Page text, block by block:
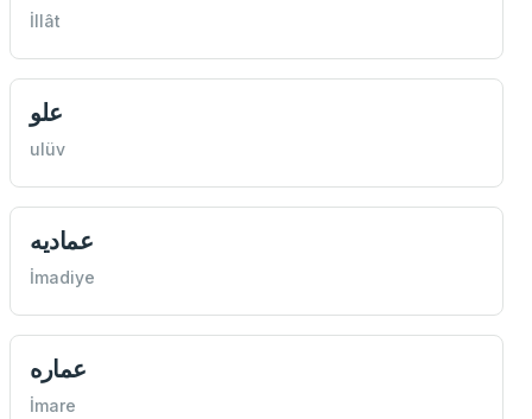
İllât
علو
ulüv
عماديه
İmadiye
عماره
İmare